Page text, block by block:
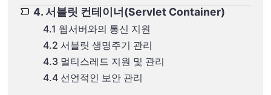
4. 서블릿 컨테이너(Servlet Container)
4.1 웹서버와의 통신 지원
4.2 서블릿 생명주기 관리
4.3 멀티스레드 지원 및 관리
4.4 선언적인 보안 관리